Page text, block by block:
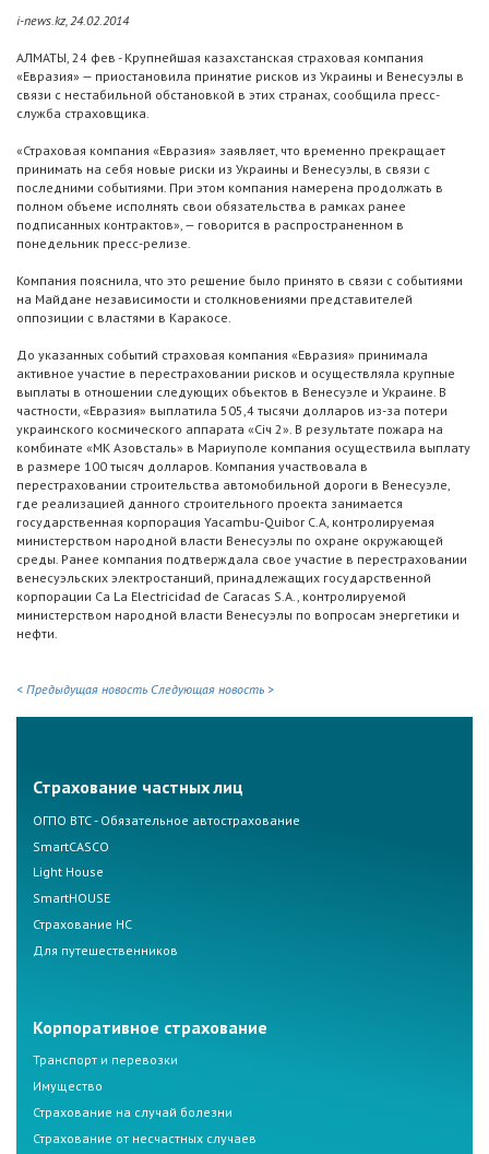
i-news.kz, 24.02.2014
АЛМАТЫ, 24 фев - Крупнейшая казахстанская страховая компания
«Евразия» — приостановила принятие рисков из Украины и Венесуэлы в
связи с нестабильной обстановкой в этих странах, сообщила пресс-
служба страховщика.
«Страховая компания «Евразия» заявляет, что временно прекращает
принимать на себя новые риски из Украины и Венесуэлы, в связи с
последними событиями. При этом компания намерена продолжать в
полном объеме исполнять свои обязательства в рамках ранее
подписанных контрактов», — говорится в распространенном в
понедельник пресс-релизе.
Компания пояснила, что это решение было принято в связи с событиями
на Майдане независимости и столкновениями представителей
оппозиции с властями в Каракосе.
До указанных событий страховая компания «Евразия» принимала
активное участие в перестраховании рисков и осуществляла крупные
выплаты в отношении следующих объектов в Венесуэле и Украине. В
частности, «Евразия» выплатила 505,4 тысячи долларов из-за потери
украинского космического аппарата «Січ 2». В результате пожара на
комбинате «МК Азовсталь» в Мариуполе компания осуществила выплату
в размере 100 тысяч долларов. Компания участвовала в
перестраховании строительства автомобильной дороги в Венесуэле,
где реализацией данного строительного проекта занимается
государственная корпорация Yacambu-Quibor C.A, контролируемая
министерством народной власти Венесуэлы по охране окружающей
среды. Ранее компания подтверждала свое участие в перестраховании
венесуэльских электростанций, принадлежащих государственной
корпорации Ca La Electricidad de Caracas S.A., контролируемой
министерством народной власти Венесуэлы по вопросам энергетики и
нефти.
< Предыдущая новость Следующая новость >
Страхование частных лиц
ОГПО ВТС - Обязательное автострахование
SmartCASCO
Light House
SmartHOUSE
Страхование НС
Для путешественников
Корпоративное страхование
Транспорт и перевозки
Имущество
Страхование на случай болезни
Страхование от несчастных случаев